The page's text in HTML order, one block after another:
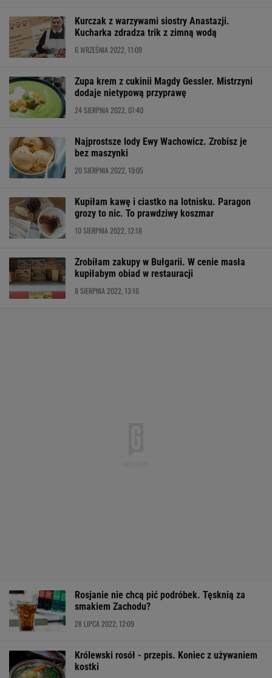
Kurczak z warzywami siostry Anastazji.
Kucharka zdradza trik z zimną wodą
6 WRZEŚNIA 2022, 11:09
Zupa krem z cukinii Magdy Gessler. Mistrzyni
dodaje nietypową przyprawę
24 SIERPNIA 2022, 07:40
Najprostsze lody Ewy Wachowicz. Zrobisz je
bez maszynki
20 SIERPNIA 2022, 19:05
Kupiłam kawę i ciastko na lotnisku. Paragon
grozy to nic. To prawdziwy koszmar
10 SIERPNIA 2022, 12:18
Zrobiłam zakupy w Bułgarii. W cenie masła
kupiłabym obiad w restauracji
8 SIERPNIA 2022, 13:16
Rosjanie nie chcą pić podróbek. Tęsknią za
smakiem Zachodu?
28 LIPCA 2022, 12:09
Królewski rosół - przepis. Koniec z używaniem
kostki